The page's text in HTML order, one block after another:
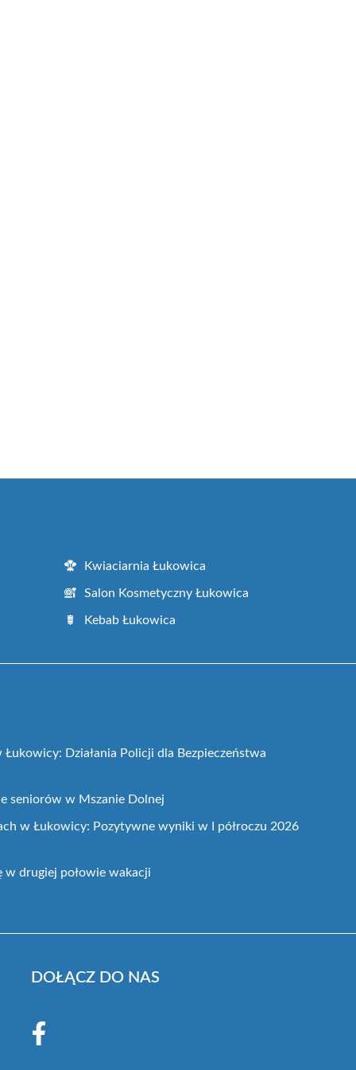
Kwiaciarnia Łukowica
Salon Kosmetyczny Łukowica
Kebab Łukowica
Działania Policji dla Bezpieczeństwa
seniorów w Mszanie Dolnej
w Łukowicy: Pozytywne wyniki w I półroczu 2026
w drugiej połowie wakacji
DOŁĄCZ DO NAS